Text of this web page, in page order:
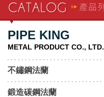
PIPE KING
METAL PRODUCT CO., LTD.
不鏽鋼法蘭
鍛造碳鋼法蘭